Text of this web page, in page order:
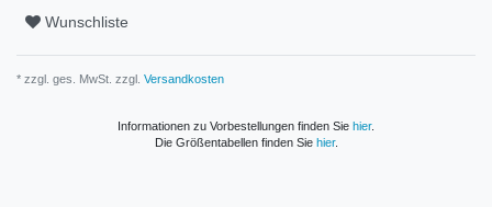
Wunschliste
* zzgl. ges. MwSt. zzgl. Versandkosten
Informationen zu Vorbestellungen finden Sie hier.
Die Größentabellen finden Sie hier.